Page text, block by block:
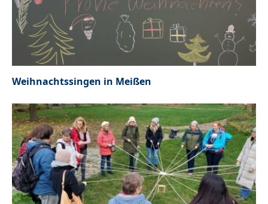
Weihnachtssingen in Meißen